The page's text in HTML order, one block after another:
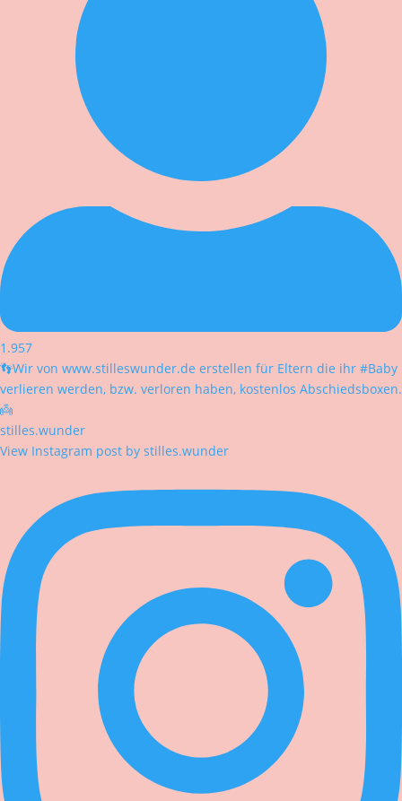
1.957
👣Wir von www.stilleswunder.de erstellen für Eltern die ihr #Baby
verlieren werden, bzw. verloren haben, kostenlos Abschiedsboxen.
👼
stilles.wunder
View Instagram post by stilles.wunder